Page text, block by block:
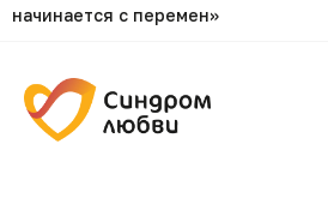
начинается с перемен»